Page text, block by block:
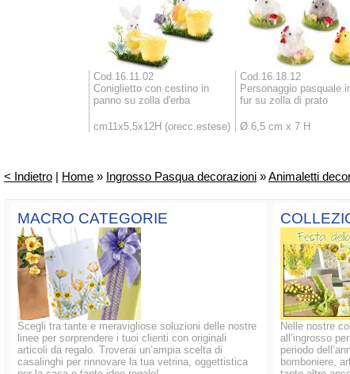
Cod.16.11.02
Coniglietto con cestino in
panno su zolla d'erba
cm11x5,5x12H (orecc.estese)
Cod.16.18.12
Personaggio pasquale
fur su zolla di prato
Ø 6,5 cm x 7 H
< Indietro | Home » Ingrosso Pasqua decorazioni »Animaletti
MACRO CATEGORIE
Scegli tra tante e meravigliose soluzioni delle nostre
linee per sorprendere i tuoi clienti con originali
articoli da regalo. Troverai un’ampia scelta di
casalinghi per rinnovare la tua vetrina, oggettistica
Nelle nostre
all’ingrosso
periodo
bomboniere,